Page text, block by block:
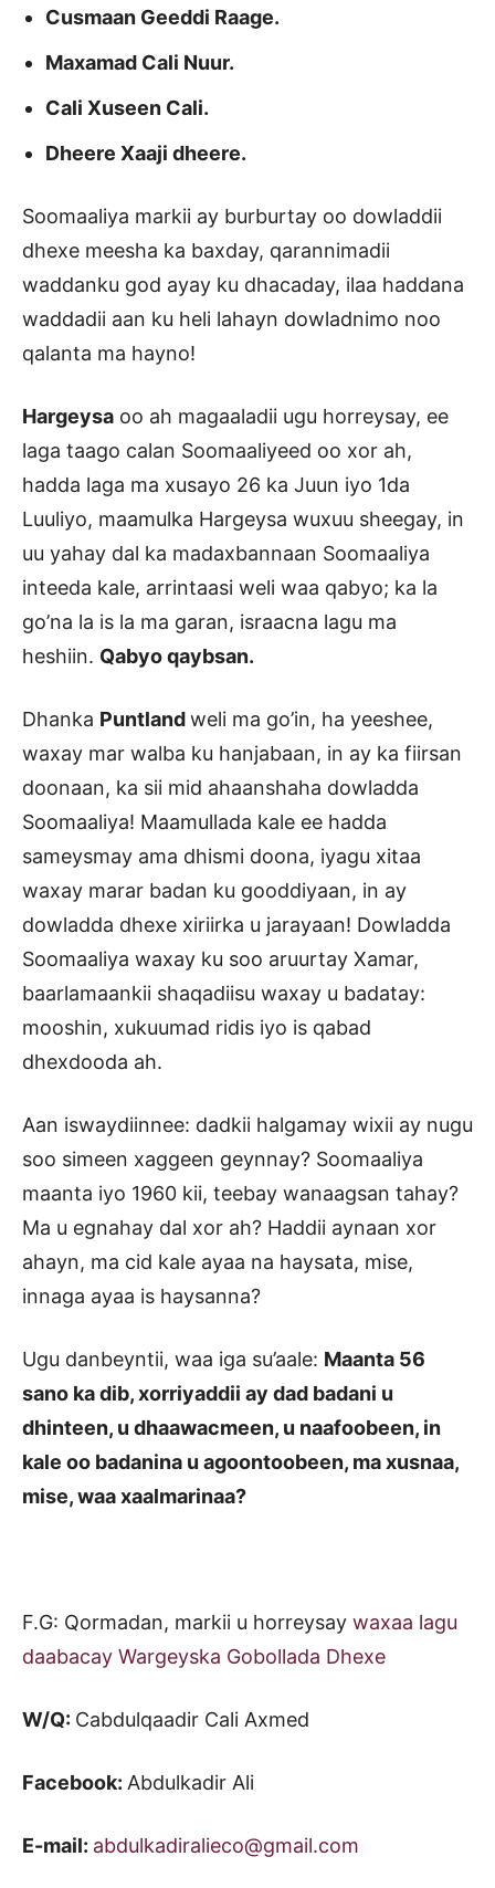
Cusmaan Geeddi Raage.
Maxamad Cali Nuur.
Cali Xuseen Cali.
Dheere Xaaji dheere.
Soomaaliya markii ay burburtay oo dowladdii
dhexe meesha ka baxday, qarannimadii
waddanku god ayay ku dhacaday, ilaa haddana
waddadii aan ku heli lahayn dowladnimo noo
qalanta ma hayno!
Hargeysa oo ah magaaladii ugu horreysay, ee
laga taago calan Soomaaliyeed oo xor ah,
hadda laga ma xusayo 26 ka Juun iyo 1da
Luuliyo, maamulka Hargeysa wuxuu sheegay, in
uu yahay dal ka madaxbannaan Soomaaliya
inteeda kale, arrintaasi weli waa qabyo; ka la
go’na la is la ma garan, israacna lagu ma
heshiin. Qabyo qaybsan.
Dhanka Puntlandweli ma go’in, ha yeeshee,
waxay mar walba ku hanjabaan, in ay ka fiirsan
doonaan, ka sii mid ahaanshaha dowladda
Soomaaliya! Maamullada kale ee hadda
sameysmay ama dhismi doona, iyagu xitaa
waxay marar badan ku gooddiyaan, in ay
dowladda dhexe xiriirka u jarayaan! Dowladda
Soomaaliya waxay ku soo aruurtay Xamar,
baarlamaankii shaqadiisu waxay u badatay:
mooshin, xukuumad ridis iyo is qabad
dhexdooda ah.
Aan iswaydiinnee: dadkii halgamay wixii ay nugu
soo simeen xaggeen geynnay? Soomaaliya
maanta iyo 1960 kii, teebay wanaagsan tahay?
Ma u egnahay dal xor ah? Haddii aynaan xor
ahayn, ma cid kale ayaa na haysata, mise,
innaga ayaa is haysanna?
Ugu danbeyntii, waa iga su’aale: Maanta 56
sano ka dib, xorriyaddii ay dad badani u
dhinteen, u dhaawacmeen, u naafoobeen, in
kale oo badanina u agoontoobeen, ma xusnaa,
mise, waa xaalmarinaa?
F.G: Qormadan, markii u horreysay waxaa lagu
daabacay Wargeyska Gobollada Dhexe
W/Q: Cabdulqaadir Cali Axmed
Facebook: Abdulkadir Ali
E-mail: abdulkadiralieco@gmail.com